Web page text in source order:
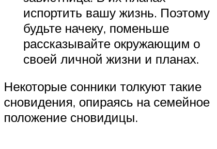
испортить вашу жизнь. Поэтому
будьте начеку, поменьше
рассказывайте окружающим о
своей личной жизни и планах.
Некоторые сонники толкуют такие
сновидения, опираясь на семейное
положение сновидицы.